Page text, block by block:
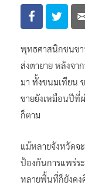
พุทธศาสนิกชนช
ส่งตายาย หลังจ
มา ทั้งขนมเทียน
ขายยังเหมือนปีที่
ก็ตาม
แม้หลายจังหวัดจ
ป้องกันการแพร่ร
หลายพื้นที่ก็ยังคง